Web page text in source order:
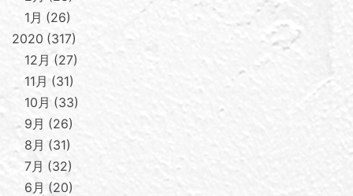
1月
26
2020 317
12月
27
11月
31
10月
33
9月
26
8月
31
7月
32
6月
20